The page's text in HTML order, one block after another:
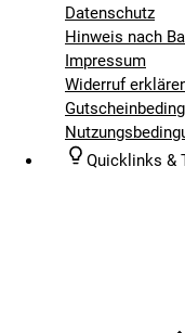
Datenschutz
Hinweis nach
Impressum
Widerruf
Quicklinks &